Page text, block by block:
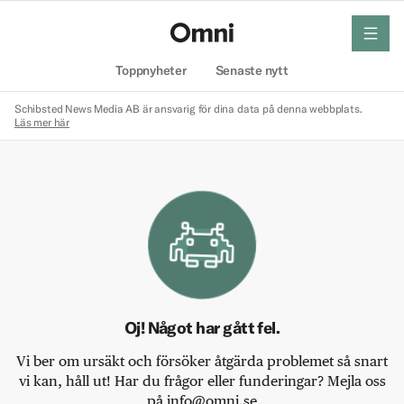
Toppnyheter Senaste nytt
meny
Schibsted News Media AB är ansvarig för dina data på denna webbplats.
Läs mer här
Oj! Något har gått fel.
Vi ber om ursäkt och försöker åtgärda problemet så snart
vi kan, håll ut! Har du frågor eller funderingar? Mejla oss